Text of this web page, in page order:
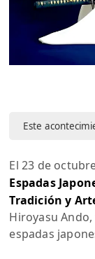
Este
El 23 de
Espadas
Tradición y
Hiroyasu
espadas